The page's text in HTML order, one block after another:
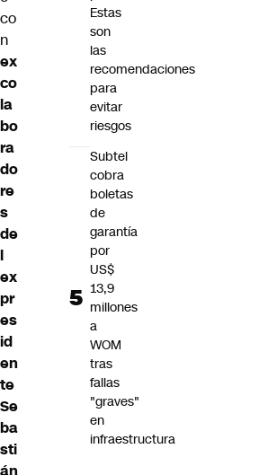
co
n
ex
co
la
bo
ra
do
re
s
de
l
ex
pr
es
id
en
te
Se
ba
sti
Estas
son
las
recomendaciones
para
evitar
riesgos
Subtel
cobra
boletas
de
garantía
por
US$
13,9
millones
a
WOM
tras
fallas
"graves"
en
infraestructura